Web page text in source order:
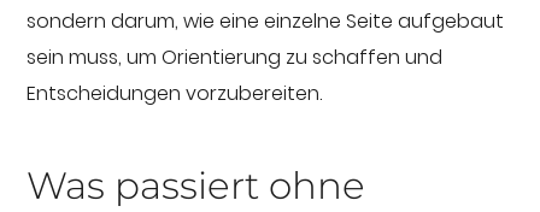
sondern darum, wie eine einzelne Seite aufgebaut
sein muss, um Orientierung zu schaffen und
Entscheidungen vorzubereiten.
Was passiert ohne